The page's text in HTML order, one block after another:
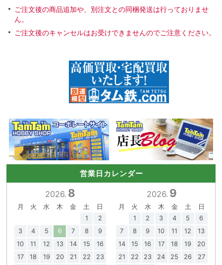
ご注文後の商品追加や、別注文との同梱発送は行っておりませ
ん。
ご注文後のキャンセルはお受けできませんのでご注意ください。
営業日カレンダー
2026. 8
月 火 水 木 金 土
日
1
2
3
4 5 6 7 8
9
10
11 12 13 14 15
16
17
18 19 20 21 22
23
2026. 9
月 火 水 木 金 土
日
1
2 3 4 5
6
7
8 9 10 11 12
13
14
15 16 17 18 19
20
21
22 23 24 25 26
27